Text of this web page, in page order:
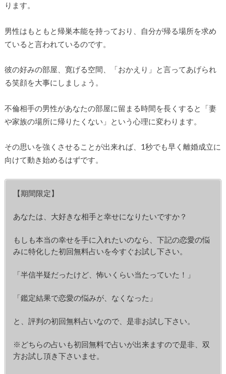
ります。
男性はもともと帰巣本能を持っており、自分が帰る場所を求め
ていると言われているのです。
彼の好みの部屋、寛げる空間、「おかえり」と言ってあげられ
る笑顔を大事にしましょう。
不倫相手の男性があなたの部屋に留まる時間を長くすると「妻
や家族の場所に帰りたくない」という心理に変わります。
その思いを強くさせることが出来れば、1秒でも早く離婚成立に
向けて動き始めるはずです。
【期間限定】
あなたは、大好きな相手と幸せになりたいですか？
もしも本当の幸せを手に入れたいのなら、下記の恋愛の悩
みに特化した初回無料占いを今すぐお試し下さい。
「半信半疑だったけど、怖いくらい当たっていた！」
「鑑定結果で恋愛の悩みが、なくなった」
と、評判の初回無料占いなので、是非お試し下さい。
※どちらの占いも初回無料で占いが出来ますので是非、双
方お試し頂き下さいませ。